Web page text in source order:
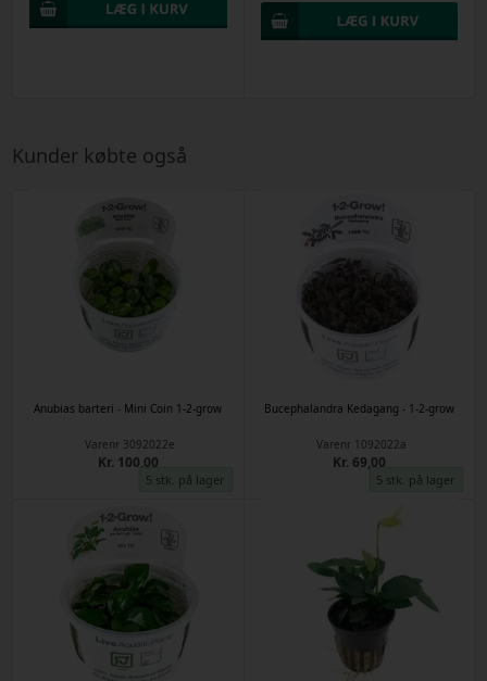
Kunder købte også
5 stk. på lager
Anubias barteri - Mini Coin 1-2-grow
Varenr 3092022e
Kr. 100,00
5 stk. på lager
Bucephalandra Kedagang - 1-2-grow
Varenr 1092022a
Kr. 69,00